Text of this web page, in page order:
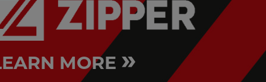
MORE »